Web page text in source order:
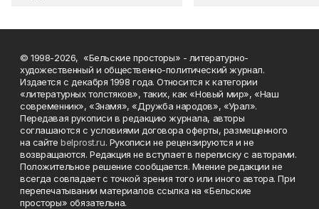
© 1998-2026, «Бельские просторы» - литературно-
художественный и общественно-политический журнал.
Издается с декабря 1998 года. Относится к категории
«литературных толстяков», таких, как «Новый мир», «Наш
современник», «Знамя», «Дружба народов», «Урал».
Передавая рукописи в редакцию журнала, авторы
соглашаются с условиями договора оферты, размещенного
на сайтеbelprost.ru. Рукописи не рецензируются и не
возвращаются. Редакция не вступает в переписку с авторами.
Положительное решение сообщается. Мнение редакции не
всегда совпадает с точкой зрения того или иного автора. При
перепечатывании материалов ссылка на «Бельские
просторы» обязательна.